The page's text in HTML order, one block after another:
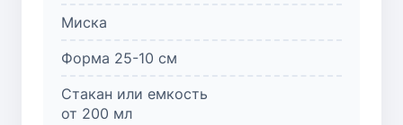
Миска
Форма 25-10 см
Стакан или емкость
от 200 мл